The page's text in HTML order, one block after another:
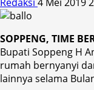
SOPPENG, TIME
Bupati Soppeng H
rumah bernyanyi
lainnya selama